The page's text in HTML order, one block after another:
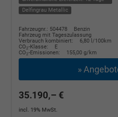
Delfingrau Metallic
Fahrzeugnr.: 504478
Benzin
Fahrzeug mit Tageszulassung
Verbrauch kombiniert:
6,80 l/100km
CO2-Klasse:
E
CO2-Emissionen: 155,00 g/km
»
35.190,– €
incl. 19% MwSt.